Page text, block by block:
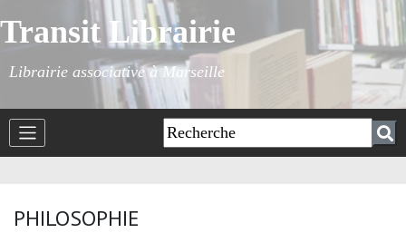
Transit Librairie
Librairie associative à Marseille
PHILOSOPHIE